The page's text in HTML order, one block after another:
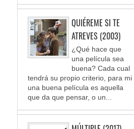
QUIÉREME SI TE
ATREVES (2003)
¿Qué hace que
una película sea
buena? Cada cual
tendrá su propio criterio, para mi
una buena película es aquella
que da que pensar, o un...